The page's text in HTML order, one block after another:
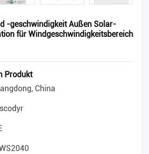
-geschwindigkeit Außen Solar-
für Windgeschwindigkeitsbereich
Produkt
China